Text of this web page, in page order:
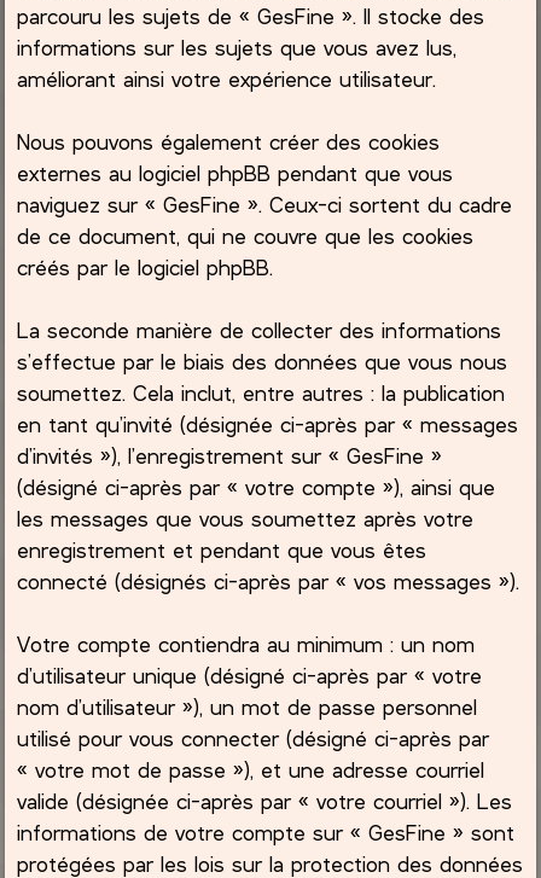
parcouru les sujets de « GesFine ». Il stocke des
informations sur les sujets que vous avez lus,
améliorant ainsi votre expérience utilisateur.
Nous pouvons également créer des cookies
externes au logiciel phpBB pendant que vous
naviguez sur « GesFine ». Ceux-ci sortent du cadre
de ce document, qui ne couvre que les cookies
créés par le logiciel phpBB.
La seconde manière de collecter des informations
s’effectue par le biais des données que vous nous
soumettez. Cela inclut, entre autres : la publication
en tant qu’invité (désignée ci-après par « messages
d’invités »), l’enregistrement sur « GesFine »
(désigné ci-après par « votre compte »), ainsi que
les messages que vous soumettez après votre
enregistrement et pendant que vous êtes
connecté (désignés ci-après par « vos messages »).
Votre compte contiendra au minimum : un nom
d’utilisateur unique (désigné ci-après par « votre
nom d’utilisateur »), un mot de passe personnel
utilisé pour vous connecter (désigné ci-après par
« votre mot de passe »), et une adresse courriel
valide (désignée ci-après par « votre courriel »). Les
informations de votre compte sur « GesFine » sont
protégées par les lois sur la protection des données